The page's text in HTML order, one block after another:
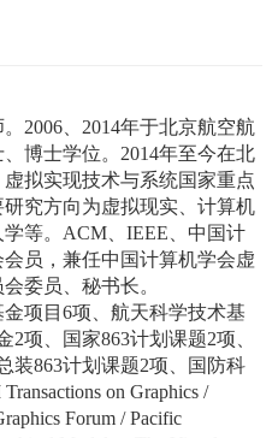
2006、2014年于北京航空航
博士学位。2014年至今在北
拟实现技术与系统国家重点
究方向为虚拟现实、计算机
等。ACM、IEEE、中国计
员，兼任中国计算机学会虚
委员、秘书长。
项目6项、航天科学技术基
项、国家863计划课题2项、
装863计划课题2项、国防科
on Graphics /
Forum / Pacific